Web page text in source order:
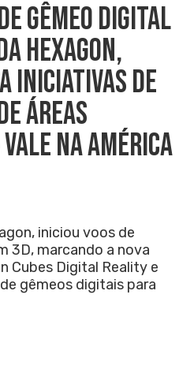
GÊMEO DIGITAL
HEXAGON,
INICIATIVAS DE
ÁREAS
NA AMÉRICA
iniciou voos de
3D, marcando a nova
Cubes Digital Reality e
gêmeos digitais para